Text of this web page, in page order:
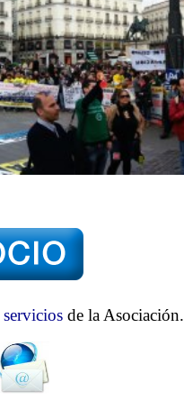
servicios de la Asociación.